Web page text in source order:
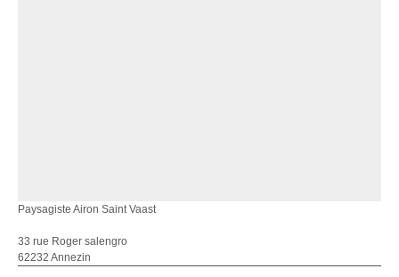
Paysagiste Airon Saint Vaast
33 rue Roger salengro
62232 Annezin